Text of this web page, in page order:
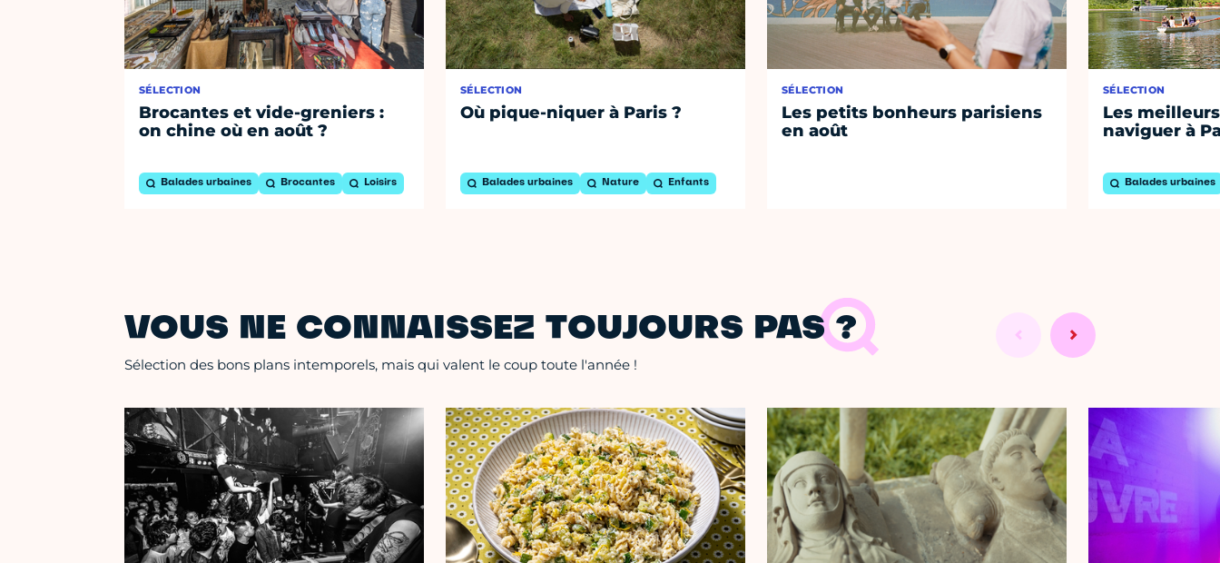
SÉLECTION
Brocantes et vide-greniers :
on chine où en août ?
Balades urbaines Brocantes Loisirs
SÉLECTION
Où pique-niquer à Paris ?
Balades urbaines Nature Enfants
SÉLECTION
Les petits bonheurs parisiens
en août
SÉLECTION
Les
naviguer à
Balades urbaines
VOUS NE CONNAISSEZ TOUJOURS PAS ?
Sélection des bons plans intemporels, mais qui valent le coup toute l'année !